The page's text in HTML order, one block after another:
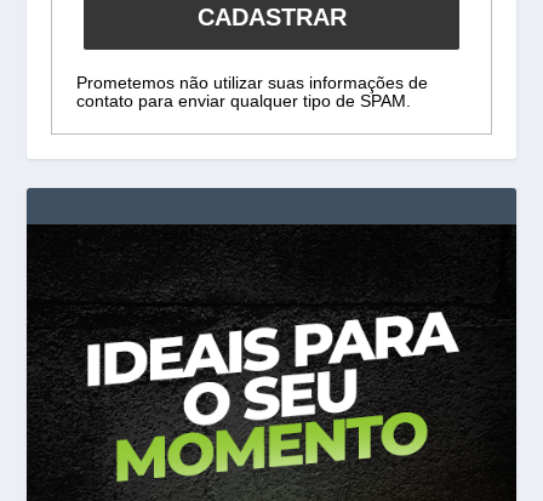
CADASTRAR
Prometemos não utilizar suas informações de
contato para enviar qualquer tipo de SPAM.